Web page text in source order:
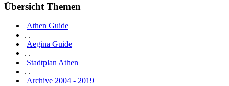
Übersicht Themen
Athen Guide
. .
Aegina Guide
. .
Stadtplan Athen
. .
Archive 2004 - 2019